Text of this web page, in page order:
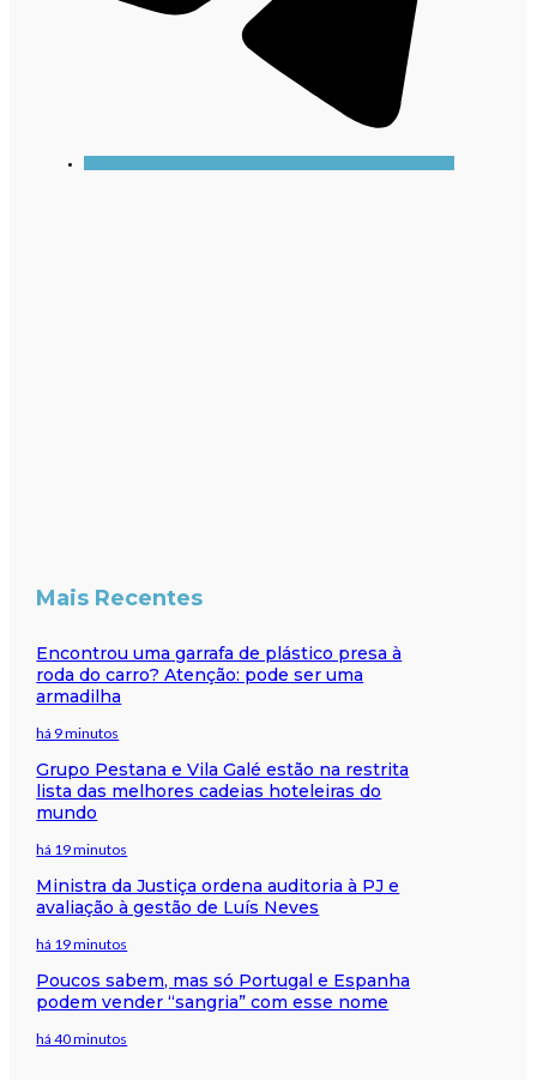
Mais Recentes
Encontrou uma garrafa de plástico presa à
roda do carro? Atenção: pode ser uma
armadilha
há 9 minutos
Grupo Pestana e Vila Galé estão na restrita
lista das melhores cadeias hoteleiras do
mundo
há 19 minutos
Ministra da Justiça ordena auditoria à PJ e
avaliação à gestão de Luís Neves
há 19 minutos
Poucos sabem, mas só Portugal e Espanha
podem vender “sangria” com esse nome
há 40 minutos